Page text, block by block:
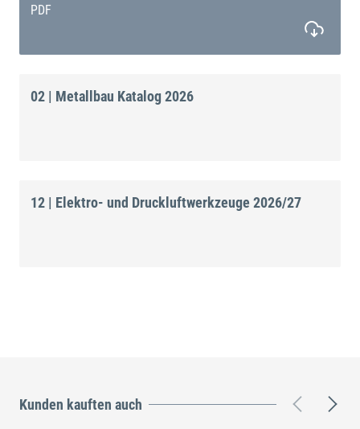
PDF
02 | Metallbau Katalog 2026
12 | Elektro- und Druckluftwerkzeuge 2026/27
Kunden kauften auch